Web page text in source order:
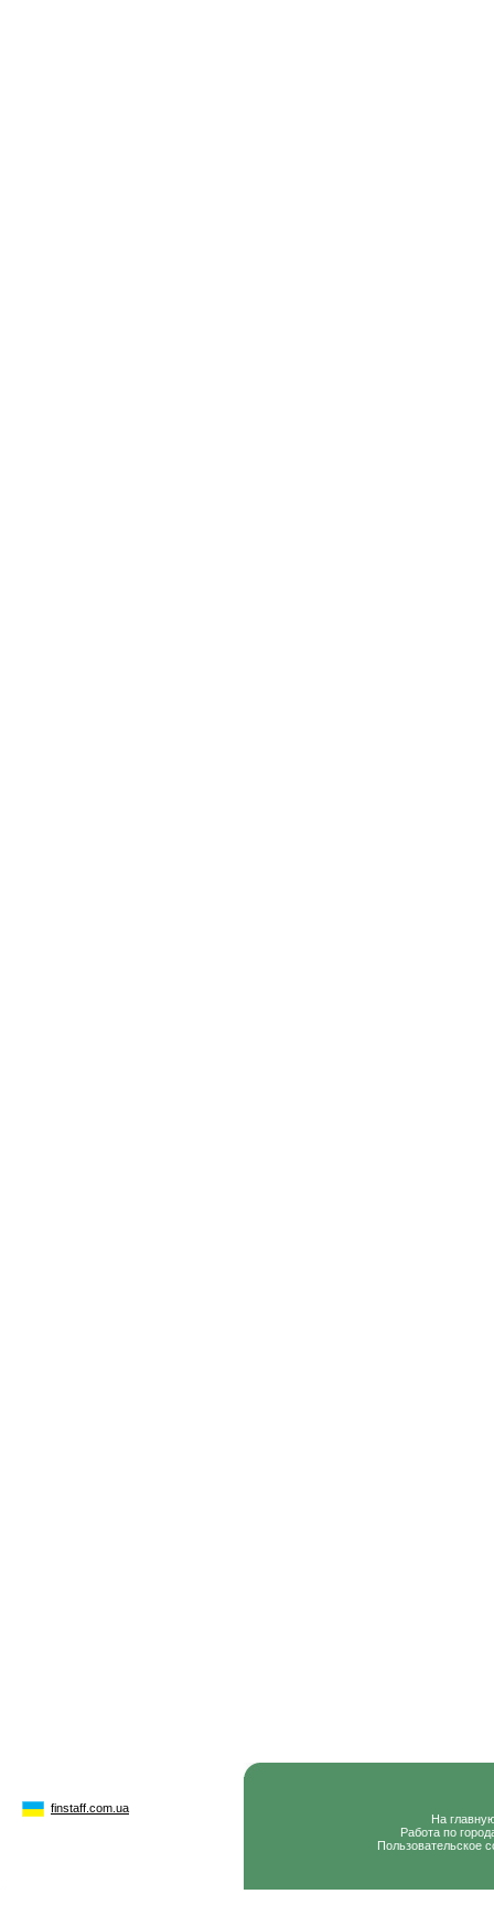
finstaff.com.ua
На
Работа по
Пользовательское